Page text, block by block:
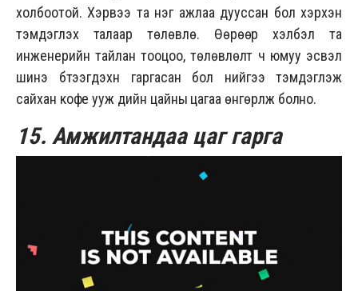
холбоотой. Хэрвээ та нэг ажлаа дууссан бол хэрхэн
тэмдэглэх талаар төлөвлө. Өөрөөр хэлбэл та
инженерийн тайлан тооцоо, төлөвлөлт ч юмуу эсвэл
шинэ бүтээгдэхүүн гаргасан бол үүнийгээ тэмдэглэж
сайхан кофе ууж үдийн цайны цагаа өнгөрүүлж болно.
15. Амжилтандаа цаг гарга